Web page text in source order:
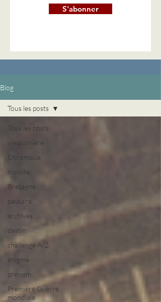
S'abonner
Blog
Tous les posts
vie ouvrière
Chronique
Insolite
Bretagne
paysans
archives
destin
challenge A/Z
énigme
prénom
Première Guerre
mondiale
Tous les posts